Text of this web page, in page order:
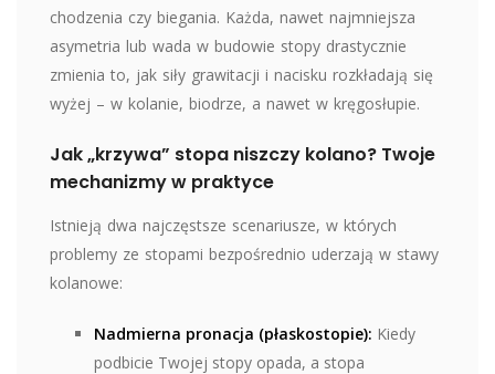
chodzenia czy biegania. Każda, nawet najmniejsza
asymetria lub wada w budowie stopy drastycznie
zmienia to, jak siły grawitacji i nacisku rozkładają się
wyżej – w kolanie, biodrze, a nawet w kręgosłupie.
Jak „krzywa” stopa niszczy kolano? Twoje
mechanizmy w praktyce
Istnieją dwa najczęstsze scenariusze, w których
problemy ze stopami bezpośrednio uderzają w stawy
kolanowe:
Nadmierna pronacja (płaskostopie): Kiedy
podbicie Twojej stopy opada, a stopa